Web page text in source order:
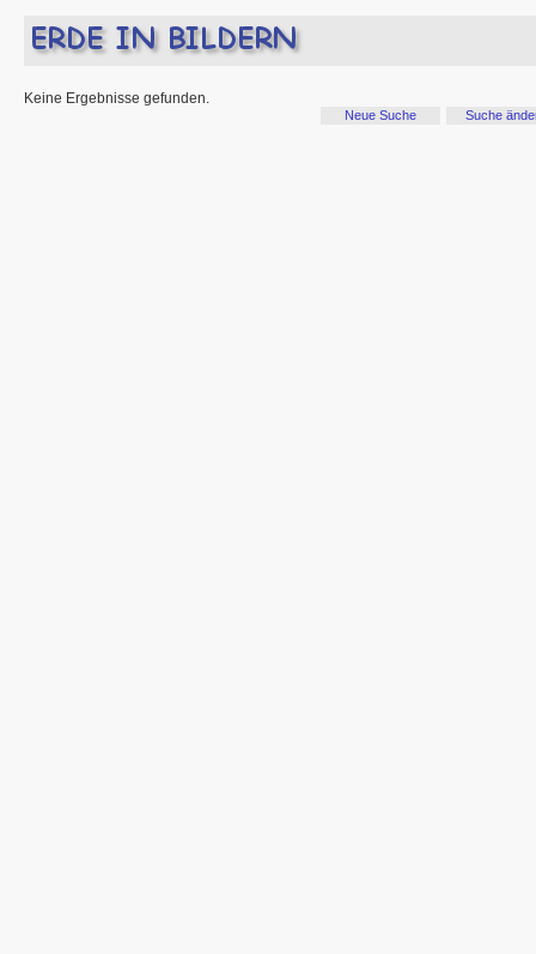
Keine Ergebnisse gefunden.
Neue Suche Suche